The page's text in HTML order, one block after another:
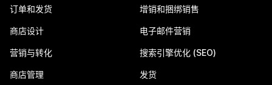
订单和发货
商店设计
营销与转化
商店管理
增销和捆绑销售
电子邮件营销
搜索引擎优化 (SEO)
发货